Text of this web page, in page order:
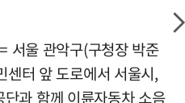
서울 관악구(구청장 박준
터 앞 도로에서 서울시,
과 함께 이륜자동차 소음